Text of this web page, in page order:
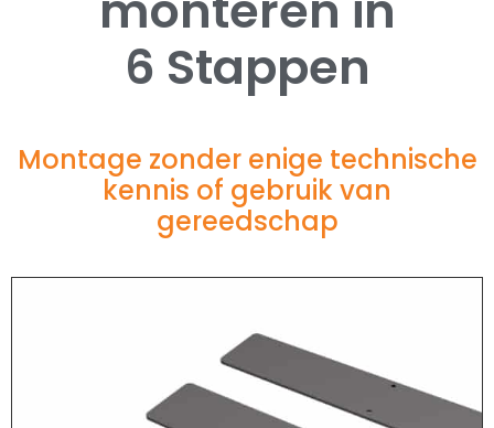
6 Stappen
Montage zonder enige technische
kennis of gebruik van
gereedschap